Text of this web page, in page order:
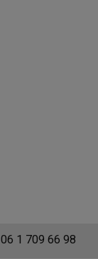
06 1 709 66 98